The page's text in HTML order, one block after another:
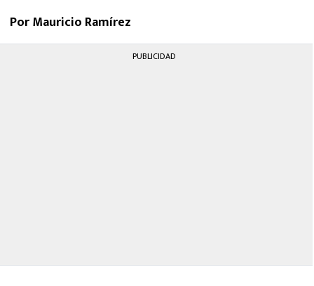
MEXICANOS EN EL EXTRANJERO
Por Mauricio Ramírez
PUBLICIDAD